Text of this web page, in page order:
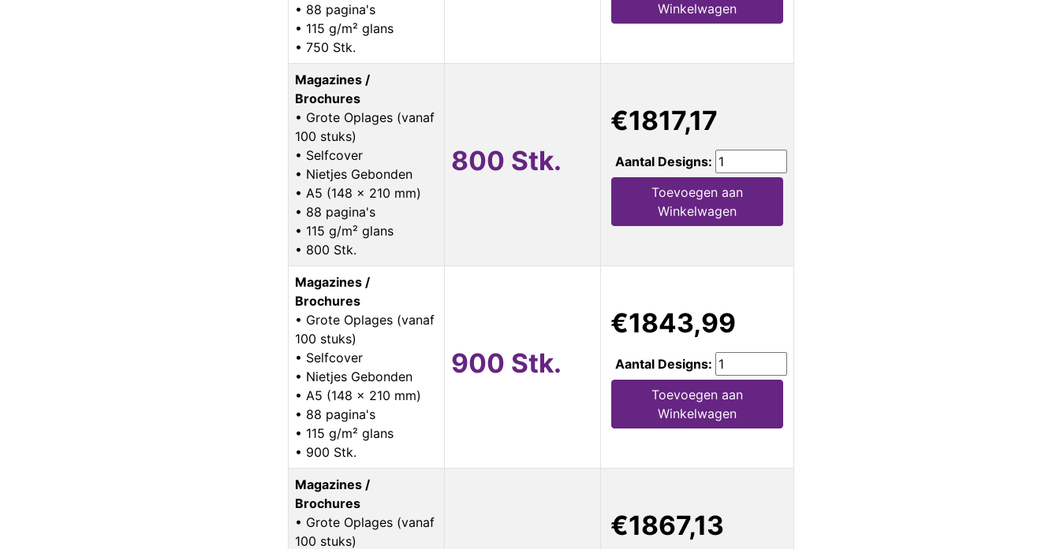
• 88 pagina's
• 115 g/m² glans
• 750 Stk.
Winkelwagen
Magazines /
Brochures
• Grote Oplages (vanaf
100 stuks)
• Selfcover
• Nietjes Gebonden
• A5 (148 x 210 mm)
• 88 pagina's
• 115 g/m² glans
• 800 Stk.
800 Stk.
€1817,17
Aantal Designs:
Toevoegen aan
Winkelwagen
Magazines /
Brochures
• Grote Oplages (vanaf
100 stuks)
• Selfcover
• Nietjes Gebonden
• A5 (148 x 210 mm)
• 88 pagina's
• 115 g/m² glans
• 900 Stk.
900 Stk.
€1843,99
Aantal Designs:
Toevoegen aan
Winkelwagen
Magazines /
Brochures
• Grote Oplages (vanaf
100 stuks)
€1867,13